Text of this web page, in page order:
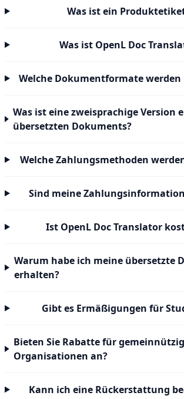
Was ist ein
Was ist OpenL Doc
Welche Dokumentformate
Was ist eine zweisprachige Version
übersetzten Dokuments?
Welche Zahlungsmethoden
Sind meine
Ist OpenL Doc Translator
Warum habe ich meine übersetzte
erhalten?
Gibt es Ermäßigungen für
Bieten Sie Rabatte für
Organisationen an?
Kann ich eine Rückerstattung